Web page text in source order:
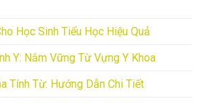
Học Sinh Tiểu Học Hiệu Quả
Y: Nắm Vững Từ Vựng Y Khoa
Tính Từ: Hướng Dẫn Chi Tiết